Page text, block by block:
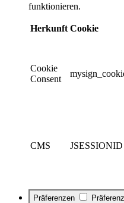
funktionieren.
Herkunft Cookie
Cookie
Consent
CMS JSESSIONID
Präferenzen